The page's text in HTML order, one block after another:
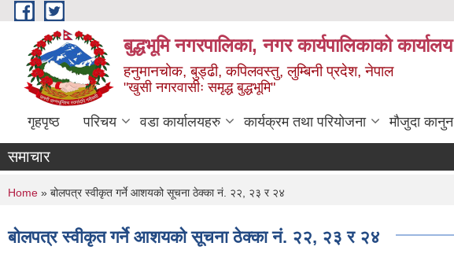
Skip to main content
बुद्धभूमि नगरपालिका, नगर कार्यपालिकाको कार्यालय
हनुमानचोक, बुड्ढी, कपिलवस्तु, लुम्बिनी प्रदेश, नेपाल
"खुसी नगरवासीः समृद्ध बुद्धभूमि"
गृहपृष्ठ परिचय वडा कार्यालयहरु कार्यक्रम तथा परियोजना मौजुदा कानुन
समाचार
You are here
Home » बोलपत्र स्वीकृत गर्ने आशयको सूचना ठेक्का नं. २२, २३ र २४
बोलपत्र स्वीकृत गर्ने आशयको सूचना ठेक्का नं. २२, २३ र २४